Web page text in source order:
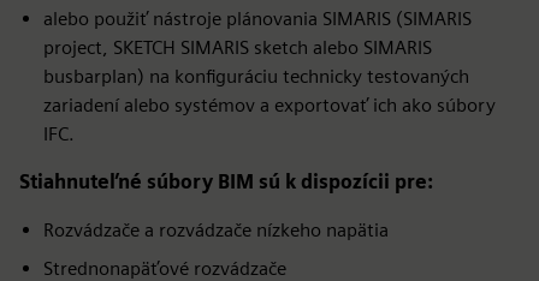
alebo použiť nástroje plánovania SIMARIS (SIMARIS
project, SKETCH SIMARIS sketch alebo SIMARIS
busbarplan) na konfiguráciu technicky testovaných
zariadení alebo systémov a exportovať ich ako súbory
IFC.
Stiahnuteľné súbory BIM sú k dispozícii pre:
Rozvádzače a rozvádzače nízkeho napätia
Strednonapäťové rozvádzače